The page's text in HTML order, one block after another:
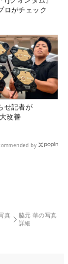
ロがチェック
せ記者が
改善
by
真
脇元 華の写真
詳細